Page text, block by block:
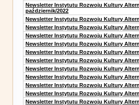
Newsletter Instytutu Rozwoju Kultury
październik/2022
Newsletter Instytutu Rozwoju Kultury
Newsletter Instytutu Rozwoju Kultury
Newsletter Instytutu Rozwoju Kultury
Newsletter Instytutu Rozwoju Kultury
Newsletter Instytutu Rozwoju Kultury
Newsletter Instytutu Rozwoju Kultury
Newsletter Instytutu Rozwoju Kultury
Newsletter Instytutu Rozwoju Kultury
Newsletter Instytutu Rozwoju Kultury
Newsletter Instytutu Rozwoju Kultury
Newsletter Instytutu Rozwoju Kultury